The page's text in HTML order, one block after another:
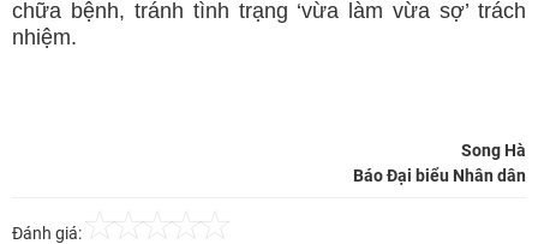
chữa bệnh, tránh tình trạng ‘vừa làm vừa sợ’ trách
nhiệm.
Song Hà
Báo Đại biểu Nhân dân
Đánh giá: